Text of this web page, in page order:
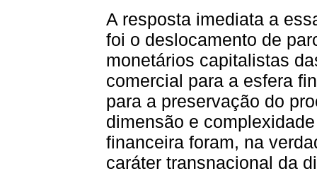
A resposta imediata a
foi o deslocamento de
monetários capitalistas
comercial para a esfera
para a preservação do
dimensão e
financeira foram, na
caráter transnacional da